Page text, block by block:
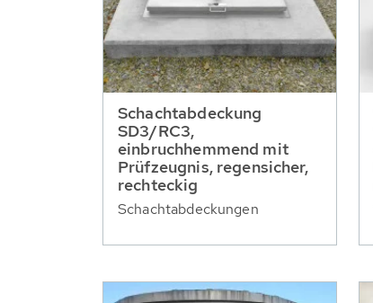
Schachtabdeckung
SD3/RC3,
einbruchhemmend mit
Prüfzeugnis, regensicher,
rechteckig
Schachtabdeckungen